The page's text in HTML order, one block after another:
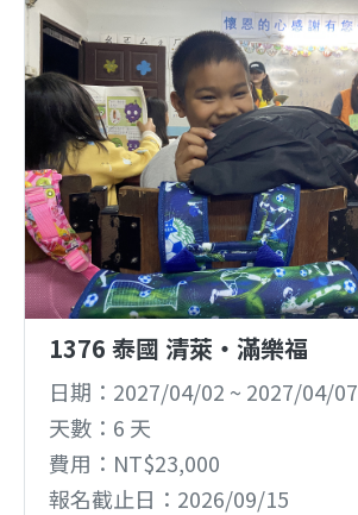
1376 泰國 清萊‧滿樂福
日期 2027/04/02 ~ 2027/04/07
天數
6 天
費用
NT$23,000
報名截止日
2026/09/15